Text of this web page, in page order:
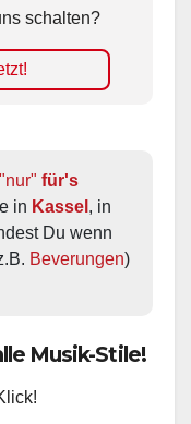
schalten?
"nur" für's
in Kassel
Du wenn
Beverungen)
Musik-Stile!